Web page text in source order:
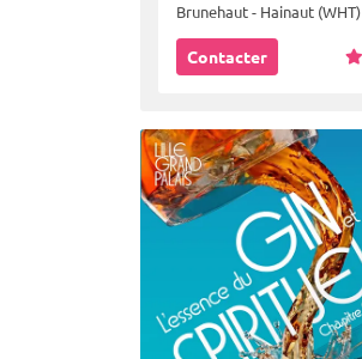
Brunehaut - Hainaut (WHT)
Contacter